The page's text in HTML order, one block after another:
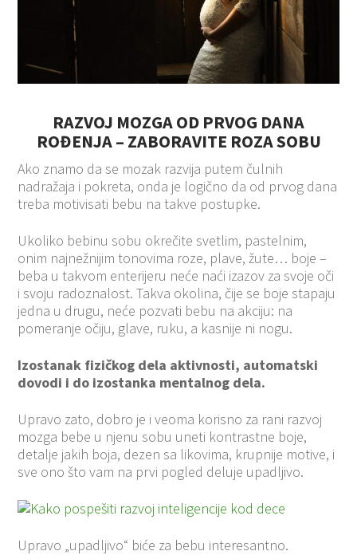
RAZVOJ MOZGA OD PRVOG DANA
ROĐENJA – ZABORAVITE ROZA SOBU
Ako znamo da se mozak razvija putem čulnih
nadražaja i pokreta, onda je logično da od prvog dana
treba motivisati bebu na takve postupke.
Ukoliko bebinu sobu okrečite svetlim, pastelnim,
onim najnežnijim tonovima roze, plave, žute… boje –
beba u takvom enterijeru neće naći izazov za svoje oči
i svoju radoznalost. Takva okolina, čije se boje stapaju
jedna u drugu, neće pozvati bebu na akciju: na
pomeranje očiju, glave, ruku, a kasnije ni nogu.
Izostanak fizičkog dela aktivnosti, automatski
dovodi i do izostanka mentalnog dela.
Upravo zato, dobro je i veoma korisno za rani razvoj
mozga bebe u njenu sobu uneti kontrastne boje,
detalje jakih boja, dezen sa likovima, krupnije motive, i
sve ono što vam na prvi pogled deluje upadljivo.
Upravo „upadljivo“ biće za bebu interesantno.